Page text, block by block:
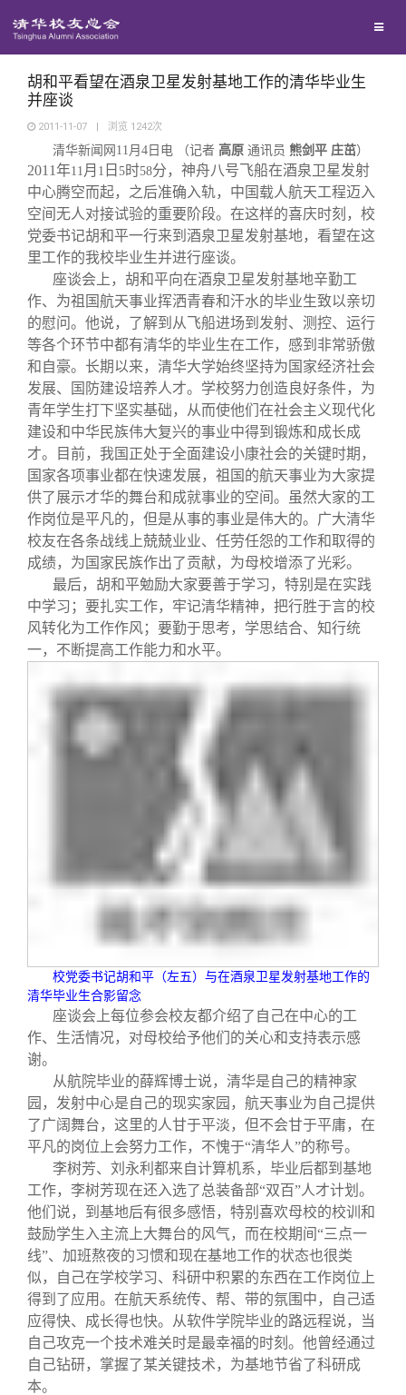
地区联络
年级联络
院系校友工作
专业委员会
兴趣群体
西南联大校友会
回馈母校
捐赠项目
捐赠新闻
捐赠纪事
捐赠方法
义工计划
媒体平台
《清华校友通讯》
《水木清华》
我要订阅
新媒体平台
百年清华
清华人物
清华故事
青春风采
校友文苑
校友讲坛
校友视界
校友服务
终身学习
信息化服务
三创大赛
实用信息
校友总会
总会简介
会长致辞
总会章程
理事会名单
制度法规
联系我们
关闭
胡和平看望在酒泉卫星发射基地工作的清华毕业生
并座谈
2011-11-07 | 浏览 1242次
清华新闻网 11月 4 日电 （记者 高原 通讯员 熊剑平 庄茁）
2011年11 月 1 日 5时58分，神舟八号飞船在酒泉卫星发射
中心腾空而起，之后准确入轨，中国载人航天工程迈入
空间无人对接试验的重要阶段。在这样的喜庆时刻，校
党委书记胡和平一行来到酒泉卫星发射基地，看望在这
里工作的我校毕业生并进行座谈。
座谈会上，胡和平向在酒泉卫星发射基地辛勤工
作、为祖国航天事业挥洒青春和汗水的毕业生致以亲切
的慰问。他说，了解到从飞船进场到发射、测控、运行
等各个环节中都有清华的毕业生在工作，感到非常骄傲
和自豪。长期以来，清华大学始终坚持为国家经济社会
发展、国防建设培养人才。学校努力创造良好条件，为
青年学生打下坚实基础，从而使他们在社会主义现代化
建设和中华民族伟大复兴的事业中得到锻炼和成长成
才。目前，我国正处于全面建设小康社会的关键时期，
国家各项事业都在快速发展，祖国的航天事业为大家提
供了展示才华的舞台和成就事业的空间。虽然大家的工
作岗位是平凡的，但是从事的事业是伟大的。广大清华
校友在各条战线上兢兢业业、任劳任怨的工作和取得的
成绩，为国家民族作出了贡献，为母校增添了光彩。
最后，胡和平勉励大家要善于学习，特别是在实践
中学习；要扎实工作，牢记清华精神，把行胜于言的校
风转化为工作作风；要勤于思考，学思结合、知行统
一，不断提高工作能力和水平。
校党委书记胡和平（左五）与在酒泉卫星发射基地工作的
清华毕业生合影留念
座谈会上每位参会校友都介绍了自己在中心的工
作、生活情况，对母校给予他们的关心和支持表示感
谢。
从航院毕业的薛辉博士说，清华是自己的精神家
园，发射中心是自己的现实家园，航天事业为自己提供
了广阔舞台，这里的人甘于平淡，但不会甘于平庸，在
平凡的岗位上会努力工作，不愧于“清华人”的称号。
李树芳、刘永利都来自计算机系，毕业后都到基地
工作，李树芳现在还入选了总装备部“双百”人才计划。
他们说，到基地后有很多感悟，特别喜欢母校的校训和
鼓励学生入主流上大舞台的风气，而在校期间“三点一
线”、加班熬夜的习惯和现在基地工作的状态也很类
似，自己在学校学习、科研中积累的东西在工作岗位上
得到了应用。在航天系统传、帮、带的氛围中，自己适
应得快、成长得也快。从软件学院毕业的路远程说，当
自己攻克一个技术难关时是最幸福的时刻。他曾经通过
自己钻研，掌握了某关键技术，为基地节省了科研成
本。